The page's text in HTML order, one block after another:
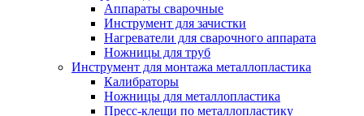
Аппараты сварочные
Инструмент для зачистки
Нагреватели для сварочного аппарата
Ножницы для труб
Инструмент для монтажа металлопластика
Калибраторы
Ножницы для металлопластика
Пресс-клещи по металлопластику